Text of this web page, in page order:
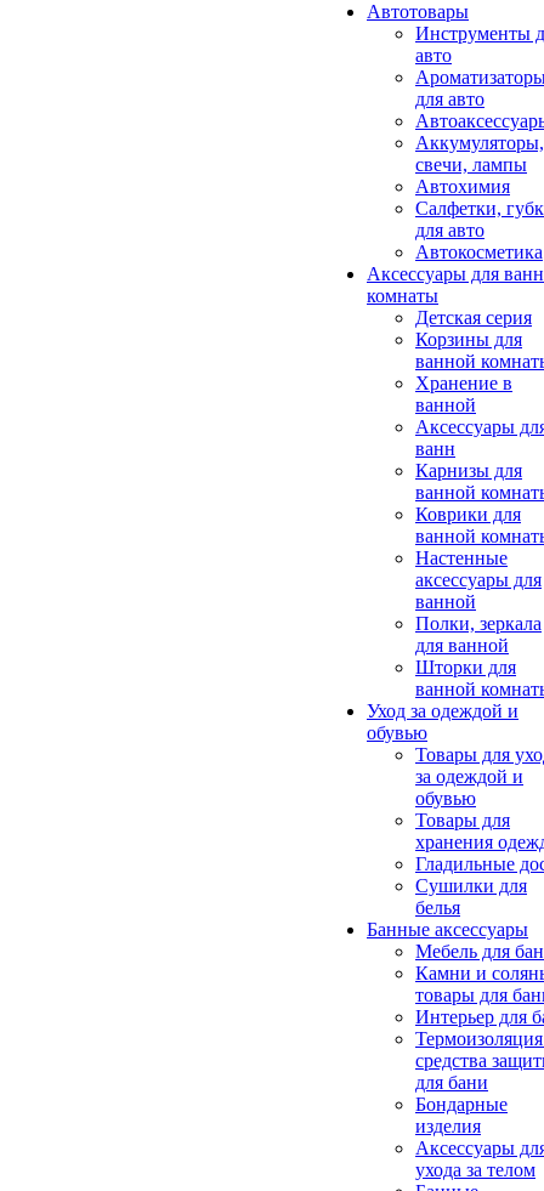
Автотовары
Инструменты
авто
для авто
Аккумуляторы,
свечи, лампы
Автохимия
Салфетки,
для авто
Автокосметика
Аксессуары для
комнаты
Детская серия
Корзины для
ванной
Хранение в
ванной
Аксессуары
ванн
Карнизы для
ванной
Коврики для
ванной
Настенные
аксессуары для
ванной
Полки, зеркала
для ванной
Шторки для
ванной
Уход за одеждой и
обувью
Товары для
за одеждой и
обувью
Товары для
хранения
Гладильные
Сушилки для
белья
Банные аксессуары
Мебель для
Камни и
товары для
Интерьер для
средства
для бани
Бондарные
изделия
Аксеcсуары
ухода за телом